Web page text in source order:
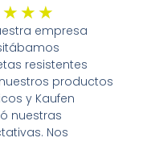
★ ★ ★
con
5
de
5
empresa
resistentes
productos
y Kaufen
nuestras
Nos